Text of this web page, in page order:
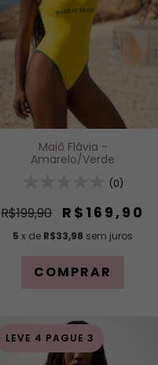
Maiô Flávia -
Amarelo/Verde
(0)
R$199,90 R$169,90
5 x de R$33,98 sem juros
COMPRAR
LEVE 4 PAGUE 3